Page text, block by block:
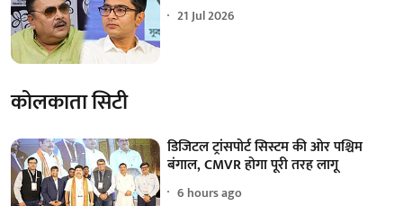
21 Jul 2026
कोलकाता सिटी
डिजिटल ट्रांसपोर्ट सिस्टम की ओर पश्चिम
बंगाल, CMVR होगा पूरी तरह लागू
6 hours ago